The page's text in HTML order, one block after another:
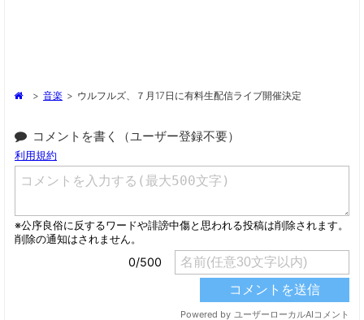
> 音楽 > ウルフルズ、７月17日に有料生配信ライブ開催決定
コメントを書く（ユーザー登録不要）